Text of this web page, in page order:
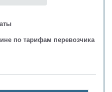
по тарифам перевозчика